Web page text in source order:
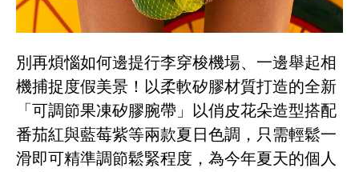
別再煩惱如何邊提行李穿梭機場、一邊舉起相
機捕捉度假美景！以柔軟矽膠材質打造的全新
「可調節果凍矽膠腕帶」以俏皮花朵造型搭配
番茄紅與藍莓紫等兩款夏日色調，只需輕鬆一
滑即可精準調節鬆緊程度，為今年夏天的個人